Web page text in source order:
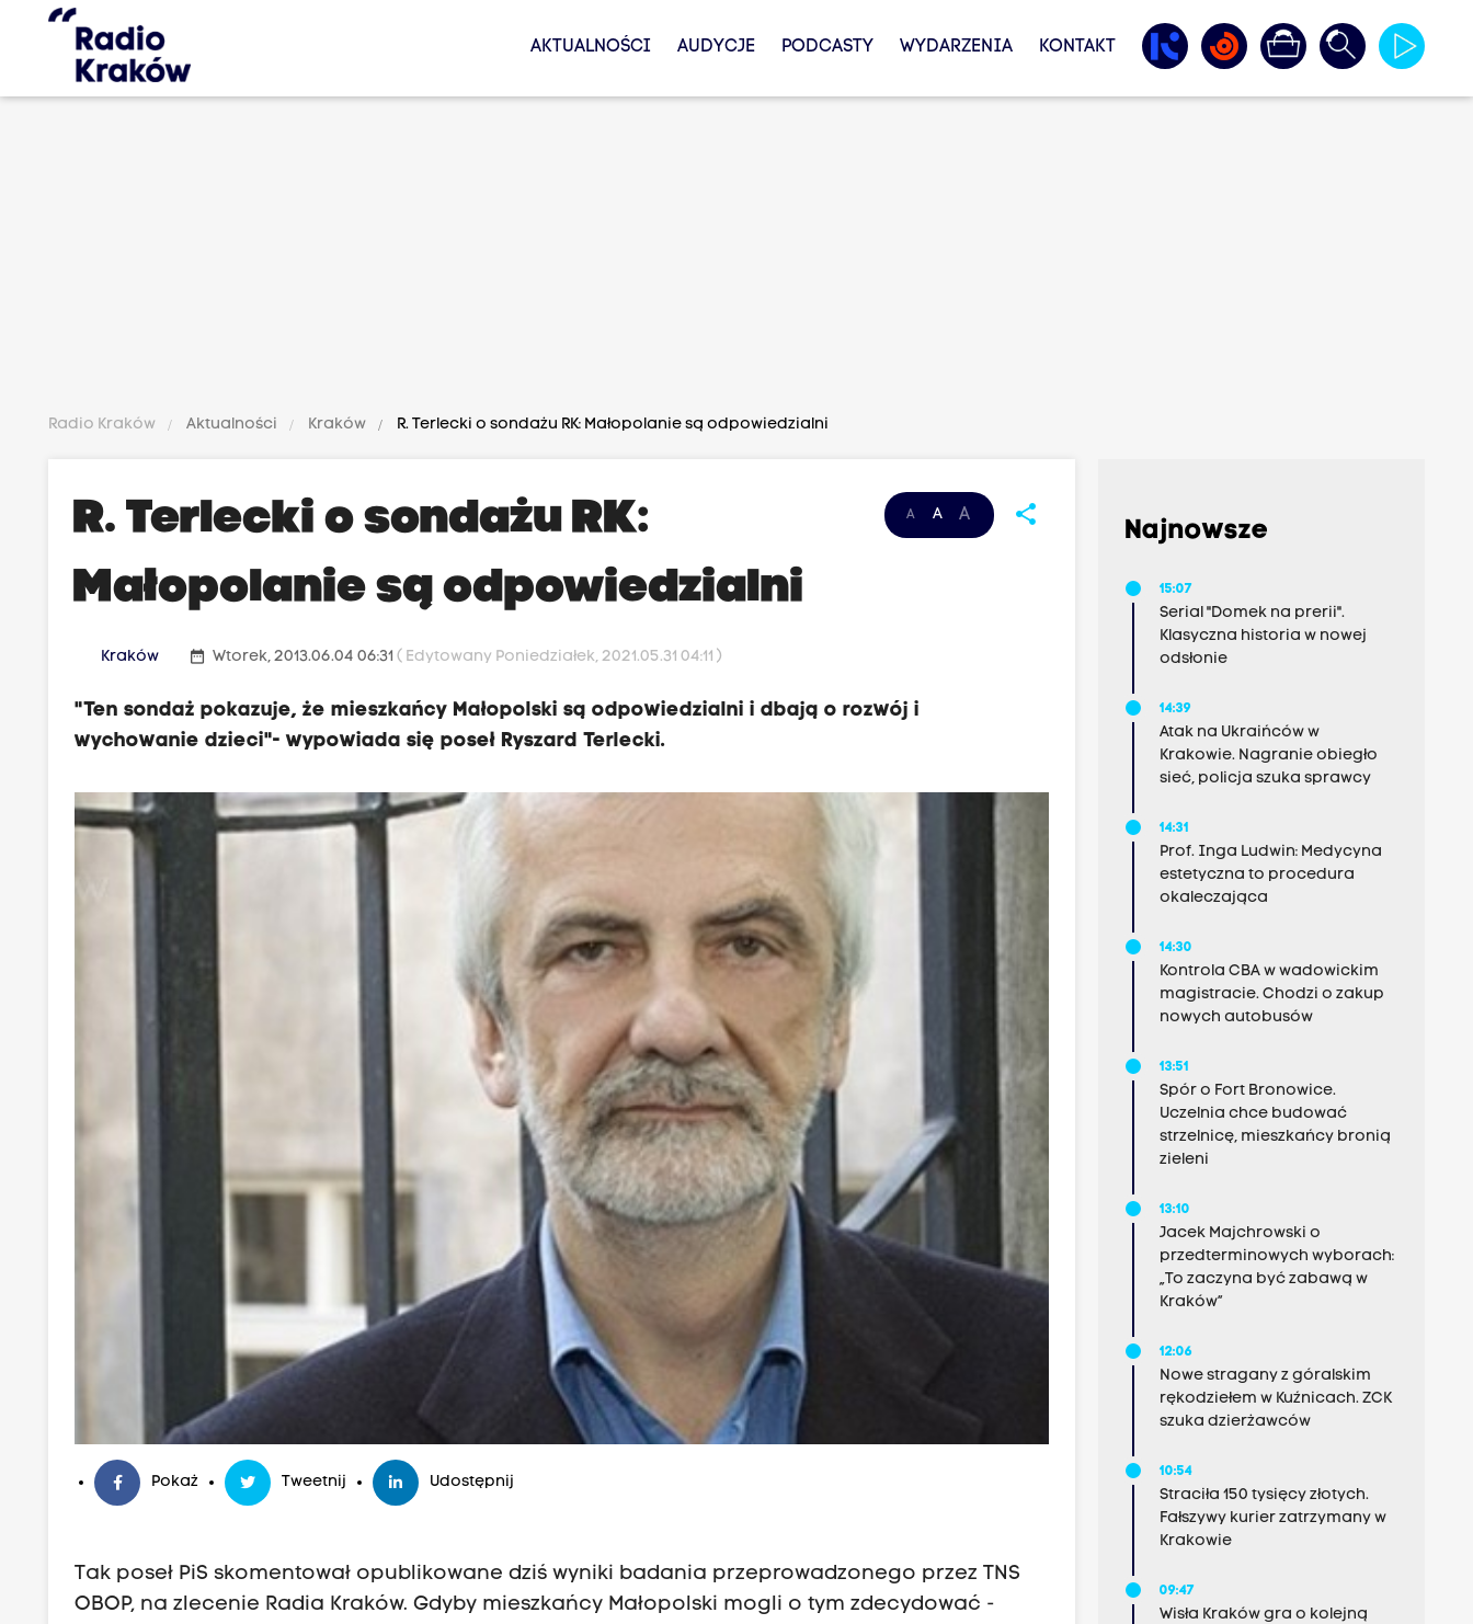
AKTUALNOŚCI AUDYCJE PODCASTY WYDARZENIA KONTAKT
Radio Kraków Aktualności Kraków R. Terlecki o sondażu RK: Małopolanie są odpowiedzialni
A A A share
R. Terlecki o sondażu RK:
Małopolanie są odpowiedzialni
Kraków date_range Wtorek, 2013.06.04 06:31( Edytowany Poniedziałek, 2021.05.31 04:11 )
"Ten sondaż pokazuje, że mieszkańcy Małopolski są odpowiedzialni i dbają o rozwój i
wychowanie dzieci"- wypowiada się poseł Ryszard Terlecki.
Pokaż Tweetnij Udostępnij
Tak poseł PiS skomentował opublikowane dziś wyniki badania przeprowadzonego przez TNS
OBOP, na zlecenie Radia Kraków. Gdyby mieszkańcy Małopolski mogli o tym zdecydować -
Najnowsze
15:07
Serial "Domek na prerii".
Klasyczna historia w nowej
odsłonie
14:39
Atak na Ukraińców w
Krakowie. Nagranie obiegło
sieć, policja szuka sprawcy
14:31
Prof. Inga Ludwin: Medycyna
estetyczna to procedura
okaleczająca
14:30
Kontrola CBA w wadowickim
magistracie. Chodzi o zakup
nowych autobusów
13:51
Spór o Fort Bronowice.
Uczelnia chce budować
strzelnicę, mieszkańcy bronią
zieleni
13:10
Jacek Majchrowski o
przedterminowych wyborach:
„To zaczyna być zabawą w
Kraków”
12:06
Nowe stragany z góralskim
rękodziełem w Kuźnicach. ZCK
szuka dzierżawców
10:54
Straciła 150 tysięcy złotych.
Fałszywy kurier zatrzymany w
Krakowie
09:47
Wisła Kraków gra o kolejną